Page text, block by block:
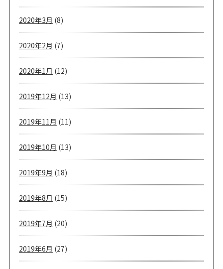
2020年3月 (8)
2020年2月 (7)
2020年1月 (12)
2019年12月 (13)
2019年11月 (11)
2019年10月 (13)
2019年9月 (18)
2019年8月 (15)
2019年7月 (20)
2019年6月 (27)